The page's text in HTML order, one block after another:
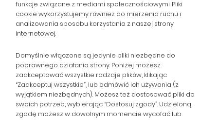
NAWIGACJA
POMOC
ZAMÓWIENIA
POPULARNE KATEGORIE
funkcje związane z mediami społecznościowymi. Pliki
cookie wykorzystujemy również do mierzenia ruchu i
analizowania sposobu korzystania z naszej strony
internetowej.
Domyślnie włączone są jedynie pliki niezbędne do
poprawnego działania strony. Poniżej możesz
zaakceptować wszystkie rodzaje plików, klikając
“Zaakceptuj wszystkie”, lub odmówić ich używania (z
wyjątkiem niezbędnych). Możesz też dostosować pliki do
swoich potrzeb, wybierając “Dostosuj zgody”. Udzieloną
zgodę możesz w dowolnym momencie wycofać lub